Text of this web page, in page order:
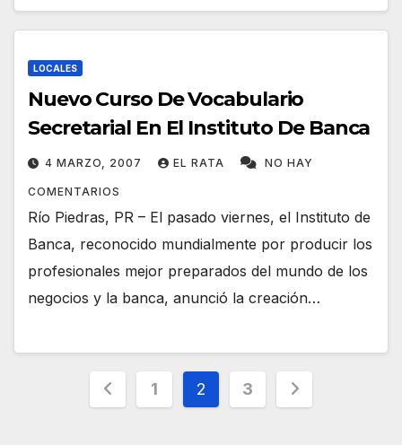
LOCALES
Nuevo Curso De Vocabulario
Secretarial En El Instituto De Banca
4 MARZO, 2007 EL RATA NO HAY
COMENTARIOS
Río Piedras, PR – El pasado viernes, el Instituto de
Banca, reconocido mundialmente por producir los
profesionales mejor preparados del mundo de los
negocios y la banca, anunció la creación…
Navegación
1 2 3